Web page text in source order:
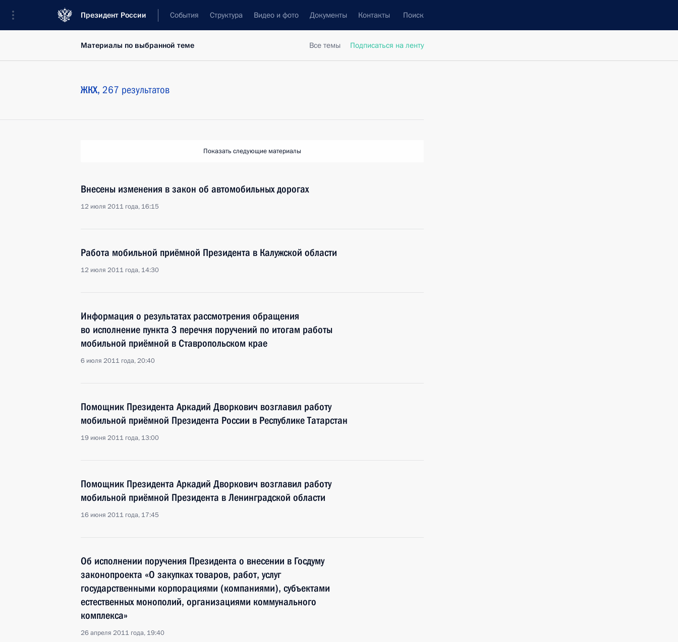
Президент России События Структура Видео и фото Документы Контакты Поиск
Все темы Подписаться на ленту
Материалы по выбранной теме
ЖКХ, 267 результатов
Показать следующие материалы
Внесены изменения в закон об автомобильных дорогах
12 июля 2011 года, 16:15
Работа мобильной приёмной Президента в Калужской области
12 июля 2011 года, 14:30
Информация о результатах рассмотрения обращения
во исполнение пункта 3 перечня поручений по итогам работы
мобильной приёмной в Ставропольском крае
6 июля 2011 года, 20:40
Помощник Президента Аркадий Дворкович возглавил работу
мобильной приёмной Президента России в Республике Татарстан
19 июня 2011 года, 13:00
Помощник Президента Аркадий Дворкович возглавил работу
мобильной приёмной Президента в Ленинградской области
16 июня 2011 года, 17:45
Об исполнении поручения Президента о внесении в Госдуму
законопроекта «О закупках товаров, работ, услуг
государственными корпорациями (компаниями), субъектами
естественных монополий, организациями коммунального
комплекса»
26 апреля 2011 года, 19:40